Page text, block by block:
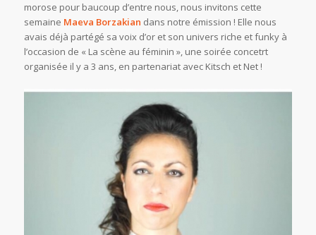
morose pour baucoup d’entre nous, nous invitons cette
semaine Maeva Borzakian dans notre émission ! Elle nous
avais déjà partégé sa voix d’or et son univers riche et funky à
l’occasion de « La scène au féminin », une soirée concetrt
organisée il y a 3 ans, en partenariat avec Kitsch et Net !